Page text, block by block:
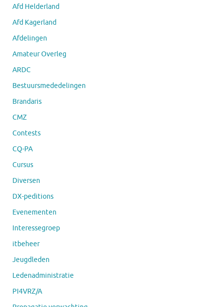
Afd Helderland
Afd Kagerland
Afdelingen
Amateur Overleg
ARDC
Bestuursmededelingen
Brandaris
CMZ
Contests
CQ-PA
Cursus
Diversen
DX-peditions
Evenementen
Interessegroep
itbeheer
Jeugdleden
Ledenadministratie
PI4VRZ/A